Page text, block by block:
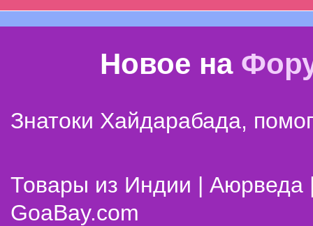
Новое на
Знатоки Хайдарабада,
Товары из Индии | Аюрведа
GoaBay.com